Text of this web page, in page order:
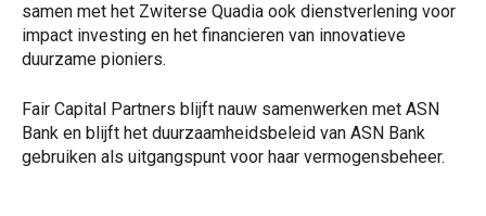
samen met het Zwiterse Quadia ook dienstverlening voor
impact investing en het financieren van innovatieve
duurzame pioniers.
Fair Capital Partners blijft nauw samenwerken met ASN
Bank en blijft het duurzaamheidsbeleid van ASN Bank
gebruiken als uitgangspunt voor haar vermogensbeheer.